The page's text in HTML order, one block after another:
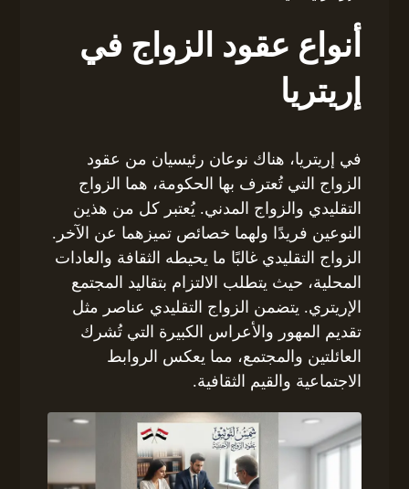
أنواع عقود الزواج في
إريتريا
في إريتريا، هناك نوعان رئيسيان من عقود
الزواج التي تُعترف بها الحكومة، هما الزواج
التقليدي والزواج المدني. يُعتبر كل من هذين
النوعين فريدًا ولهما خصائص تميزهما عن الآخر.
الزواج التقليدي غالبًا ما يحيطه الثقافة والعادات
المحلية، حيث يتطلب الالتزام بتقاليد المجتمع
الإريتري. يتضمن الزواج التقليدي عناصر مثل
تقديم المهور والأعراس الكبيرة التي تُشرك
العائلتين والمجتمع، مما يعكس الروابط
الاجتماعية والقيم الثقافية.